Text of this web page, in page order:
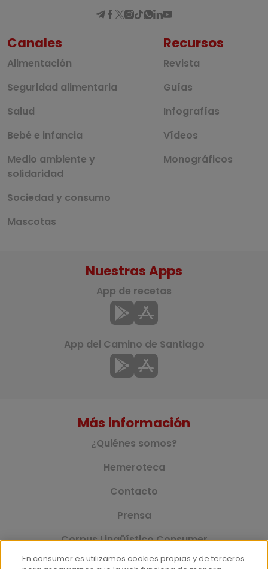
Canales
Alimentación
Seguridad alimentaria
Salud
Bebé e infancia
Medio ambiente y
solidaridad
Sociedad y consumo
Mascotas
Recursos
Revista
Guías
Infografías
Vídeos
Monográficos
Más información
¿Quiénes somos?
Hemeroteca
Contacto
Prensa
Corpus Lingüístico Consumer
Nuestras Apps
App de recetas
App del Camino de Santiago
En consumer.es utilizamos cookies propias y de terceros